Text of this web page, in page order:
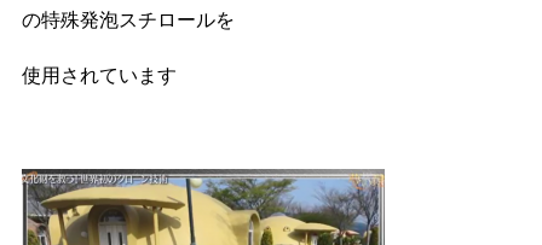
の特殊発泡スチロールを
使用されています